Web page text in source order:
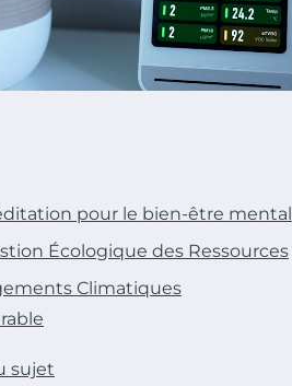
pour le bien-être mental
Écologique des Ressources
Climatiques
sujet